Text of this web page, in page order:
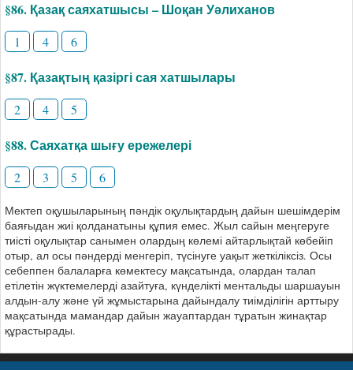
§86. Қазақ саяхатшысы – Шоқан Уәлиханов
1 4 6
§87. Қазақтың қазіргі сая хатшылары
2 4 5
§88. Саяхатқа шығу ережелері
2 3 5 6
Мектеп оқушыларының пәндік оқулықтардың дайын шешімдерім
баяғыдан жиі қолданатыны құпия емес. Жыл сайын меңгеруге
тиісті оқулықтар санымен олардың көлемі айтарлықтай көбейіп
отыр, ал осы пәндерді менгеріп, түсінуге уақыт жеткіліксіз. Осы
себеппен балаларға көмектесу мақсатында, олардан талап
етілетін жүктемелерді азайтуға, күнделікті ментальды шаршауын
алдын-алу және үй жұмыстарына дайындалу тиімділігін арттыру
мақсатында мамандар дайын жауаптардан тұратын жинақтар
құрастырады.